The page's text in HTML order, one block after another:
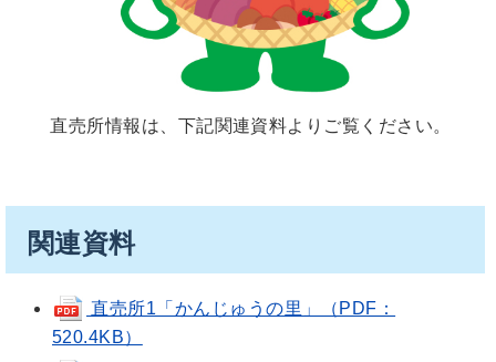
直売所情報は、下記関連資料よりご覧ください。
関連資料
直売所1「かんじゅうの里」（PDF：
520.4KB）